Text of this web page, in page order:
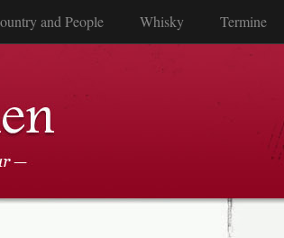
and People Whisky Termine